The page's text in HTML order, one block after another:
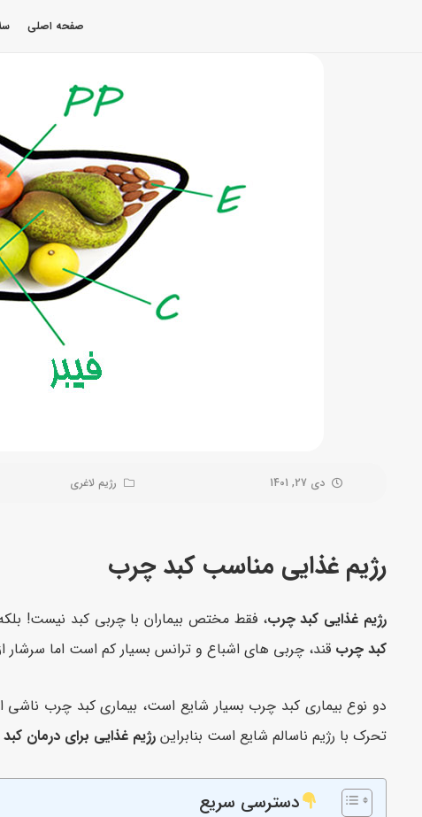
صفحه اصلی
دی 27, 1401 رژیم لاغری
رژیم غذایی مناسب کبد چرب
رژیم غذایی کبد چرب، فقط مختص بیماران با چربی کبد نیست!
کبد چرب قند، چربی های اشباع و ترانس بسیار کم است اما سرشار از امگا
دو نوع بیماری کبد چرب بسیار شایع است، بیماری کبد چرب ناشی
تحرک با رژیم ناسالم شایع است بنابراین رژیم غذایی برای درمان
دسترسی سریع